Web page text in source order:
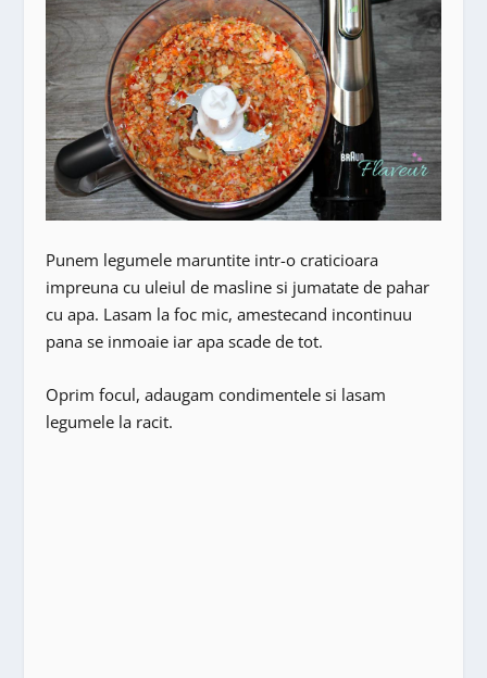
Punem legumele maruntite intr-o craticioara
impreuna cu uleiul de masline si jumatate de pahar
cu apa. Lasam la foc mic, amestecand incontinuu
pana se inmoaie iar apa scade de tot.
Oprim focul, adaugam condimentele si lasam
legumele la racit.